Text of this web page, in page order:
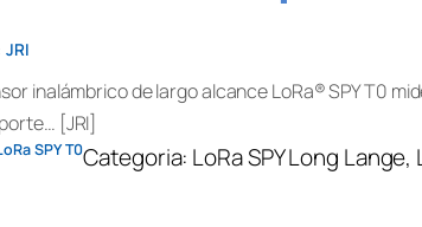
JRI
inalámbrico de largo alcance LoRa® SPY T0
[JRI]
SPY T0Categoria: LoRa SPY Long Lange,